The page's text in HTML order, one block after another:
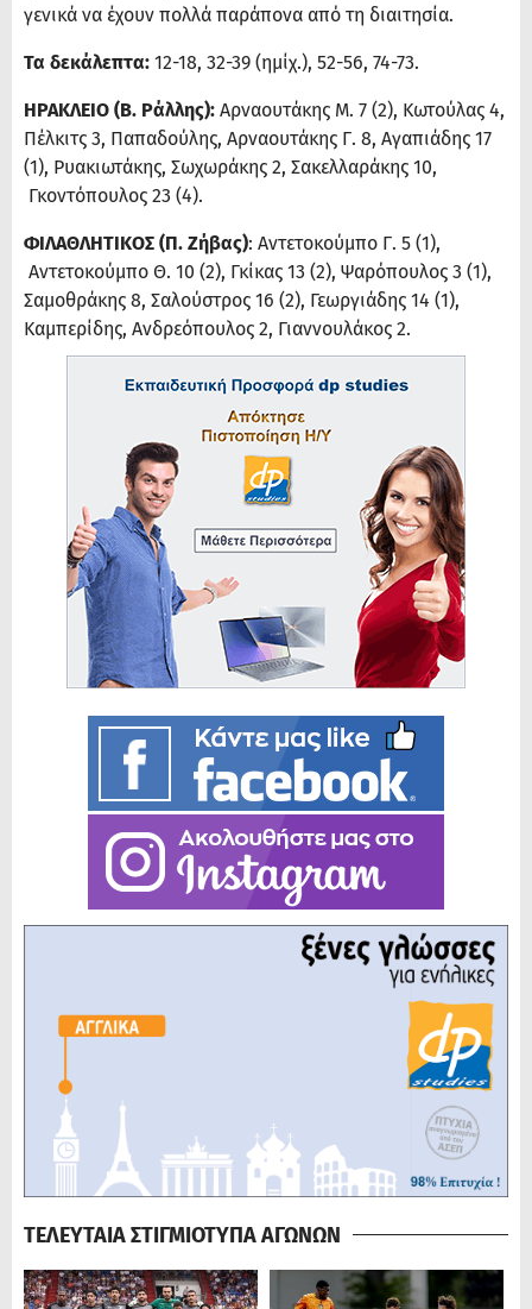
γενικά να έχουν πολλά παράπονα από τη διαιτησία.
Τα δεκάλεπτα: 12-18, 32-39 (ημίχ.), 52-56, 74-73.
ΗΡΑΚΛΕΙΟ (Β. Ράλλης): Αρναουτάκης Μ. 7 (2), Κωτούλας 4,
Πέλκιτς 3, Παπαδούλης, Αρναουτάκης Γ. 8, Αγαπιάδης 17
(1), Ρυακιωτάκης, Σωχωράκης 2, Σακελλαράκης 10,
Γκοντόπουλος 23 (4).
ΦΙΛΑΘΛΗΤΙΚΟΣ (Π. Ζήβας): Αντετοκούμπο Γ. 5 (1),
Αντετοκούμπο Θ. 10 (2), Γκίκας 13 (2), Ψαρόπουλος 3 (1),
Σαμοθράκης 8, Σαλούστρος 16 (2), Γεωργιάδης 14 (1),
Καμπερίδης, Ανδρεόπουλος 2, Γιαννουλάκος 2.
ΤΕΛΕΥΤΑΙΑ ΣΤΙΓΜΙΟΤΥΠΑ ΑΓΩΝΩΝ